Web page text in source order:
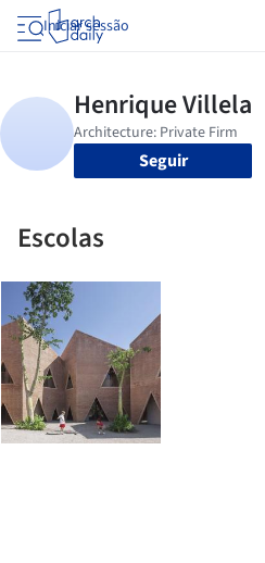
Iniciar sessão
Seguir
Escolas